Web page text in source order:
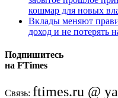
кошмар для новых
Вклады меняют
доход и не потерять
Подпишитесь
на FTimes
Связь: ftimes.ru @